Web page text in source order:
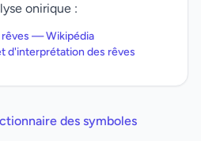
onirique :
— Wikipédia
d'interprétation des rêves
des symboles